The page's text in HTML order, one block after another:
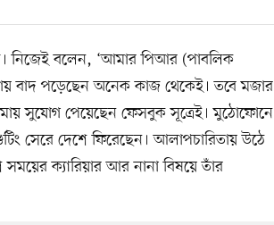
নিজেই বলেন, ‘আমার পিআর (পাবলিক
বাদ পড়েছেন অনেক কাজ থেকেই। তবে মজার
সুযোগ পেয়েছেন ফেসবুক সূত্রেই। মুঠোফোনে
সেরে দেশে ফিরেছেন। আলাপচারিতায় উঠে
ক্যারিয়ার আর নানা বিষয়ে তাঁর